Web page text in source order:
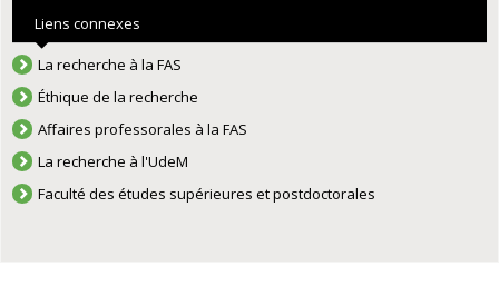
Liens connexes
La recherche à la FAS
Éthique de la recherche
Affaires professorales à la FAS
La recherche à l'UdeM
Faculté des études supérieures et postdoctorales